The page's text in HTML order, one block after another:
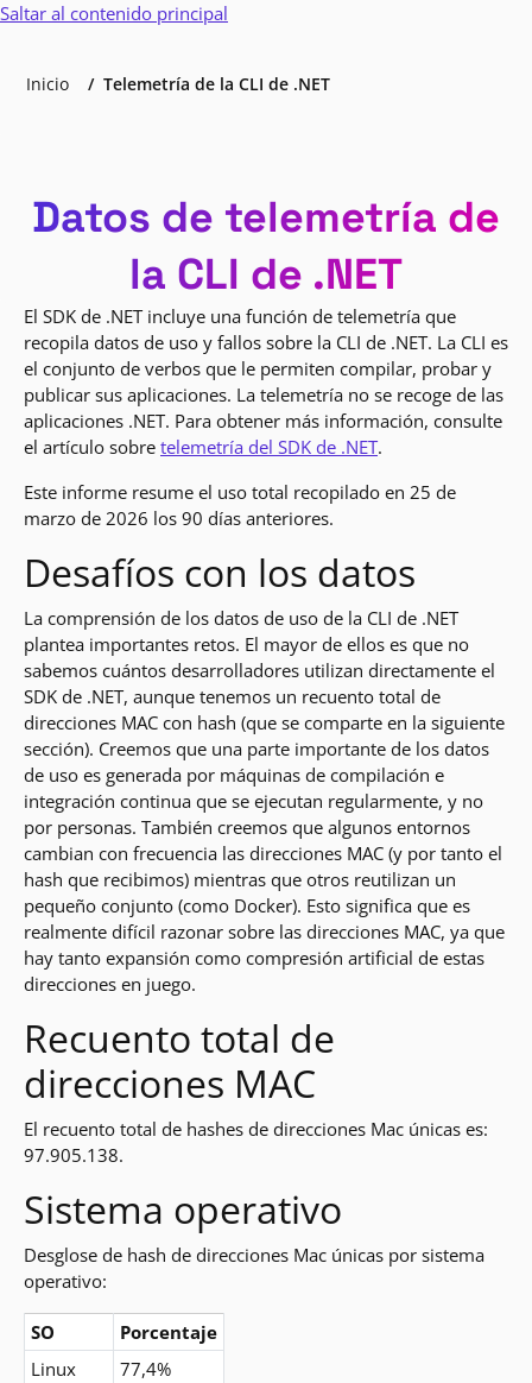
Saltar al contenido principal
Inicio Telemetría de la CLI de .NET
Datos de telemetría de
la CLI de .NET
El SDK de .NET incluye una función de telemetría que
recopila datos de uso y fallos sobre la CLI de .NET. La CLI es
el conjunto de verbos que le permiten compilar, probar y
publicar sus aplicaciones. La telemetría no se recoge de las
aplicaciones .NET. Para obtener más información, consulte
el artículo sobre telemetría del SDK de .NET.
Este informe resume el uso total recopilado en 25 de
marzo de 2026 los 90 días anteriores.
Desafíos con los datos
La comprensión de los datos de uso de la CLI de .NET
plantea importantes retos. El mayor de ellos es que no
sabemos cuántos desarrolladores utilizan directamente el
SDK de .NET, aunque tenemos un recuento total de
direcciones MAC con hash (que se comparte en la siguiente
sección). Creemos que una parte importante de los datos
de uso es generada por máquinas de compilación e
integración continua que se ejecutan regularmente, y no
por personas. También creemos que algunos entornos
cambian con frecuencia las direcciones MAC (y por tanto el
hash que recibimos) mientras que otros reutilizan un
pequeño conjunto (como Docker). Esto significa que es
realmente difícil razonar sobre las direcciones MAC, ya que
hay tanto expansión como compresión artificial de estas
direcciones en juego.
Recuento total de
direcciones MAC
El recuento total de hashes de direcciones Mac únicas es:
97.905.138.
Sistema operativo
Desglose de hash de direcciones Mac únicas por sistema
operativo:
SO
Porcentaje
Linux
77,4%